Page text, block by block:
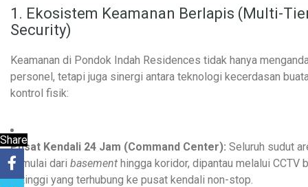
1. Ekosistem Keamanan Berlapis (Multi-
Security)
Keamanan di Pondok Indah Residences tidak hanya
personel, tetapi juga sinergi antara teknologi kecerdasan
kontrol fisik:
Pusat Kendali 24 Jam (Command Center): Seluruh sudut
mulai dari basement hingga koridor, dipantau melalui CCTV
tinggi yang terhubung ke pusat kendali non-stop.
Share